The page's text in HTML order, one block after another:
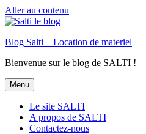
Aller au contenu
Blog Salti – Location de materiel
Bienvenue sur le blog de SALTI !
Menu
Le site SALTI
A propos de SALTI
Contactez-nous